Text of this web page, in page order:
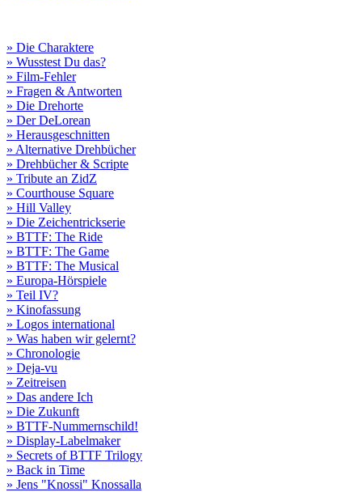
» Die Charaktere
» Wusstest Du das?
» Film-Fehler
» Fragen & Antworten
» Die Drehorte
» Der DeLorean
» Herausgeschnitten
» Alternative Drehbücher
» Drehbücher & Scripte
» Tribute an ZidZ
» Courthouse Square
» Hill Valley
» Die Zeichentrickserie
» BTTF: The Ride
» BTTF: The Game
» BTTF: The Musical
» Europa-Hörspiele
» Teil IV?
» Kinofassung
» Logos international
» Was haben wir gelernt?
» Chronologie
» Deja-vu
» Zeitreisen
» Das andere Ich
» Die Zukunft
» BTTF-Nummernschild!
» Display-Labelmaker
» Secrets of BTTF Trilogy
» Back in Time
» Jens "Knossi" Knossalla